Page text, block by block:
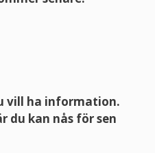
vill ha information.
du kan nås för sen